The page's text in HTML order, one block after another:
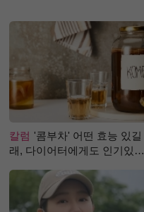
칼럼 '콤부차' 어떤 효능 있길
래, 다이어터에게도 인기있는